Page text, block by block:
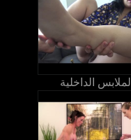
الملابس الداخلية